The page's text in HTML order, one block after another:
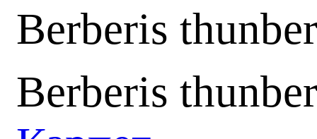
Berberis
Berberis